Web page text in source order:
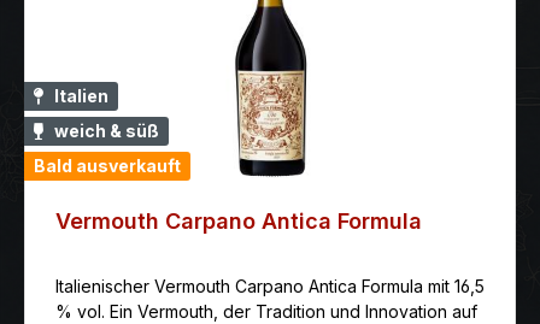
Italien
weich & süß
Bald ausverkauft
Vermouth Carpano Antica Formula
Italienischer Vermouth Carpano Antica Formula mit 16,5
% vol. Ein Vermouth, der Tradition und Innovation auf